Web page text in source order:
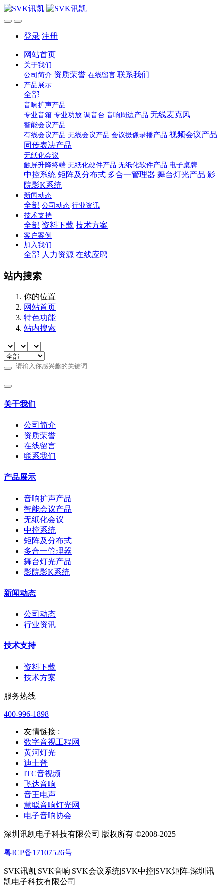
登录 注册
网站首页
关于我们
公司简介 资质荣誉 在线留言 联系我们
产品展示
全部
音响扩声产品
专业音箱 专业功放 调音台 音响周边产品 无线麦克风
智能会议产品
有线会议产品 无线会议产品 会议摄像录播产品 视频会议产品
同传表决产品
无纸化会议
触屏升降终端 无纸化硬件产品 无纸化软件产品 电子桌牌
中控系统 矩阵及分布式 多合一管理器 舞台灯光产品 影
院影K系统
新闻动态
全部 公司动态 行业资讯
技术支持
全部 资料下载 技术方案
客户案例
加入我们
全部 人力资源 在线应聘
站内搜索
你的位置
网站首页
特色功能
站内搜索
关于我们
公司简介
资质荣誉
在线留言
联系我们
产品展示
音响扩声产品
智能会议产品
无纸化会议
中控系统
矩阵及分布式
多合一管理器
舞台灯光产品
影院影K系统
新闻动态
公司动态
行业资讯
技术支持
资料下载
技术方案
服务热线
400-996-1898
友情链接 :
数字音视工程网
黄河灯光
迪士普
ITC音视频
飞达音响
音王电声
慧聪音响灯光网
电子音响协会
深圳讯凯电子科技有限公司 版权所有 ©2008-2025
粤ICP备17107526号
SVK讯凯|SVK音响|SVK会议系统|SVK中控|SVK矩阵-深圳讯
凯电子科技有限公司